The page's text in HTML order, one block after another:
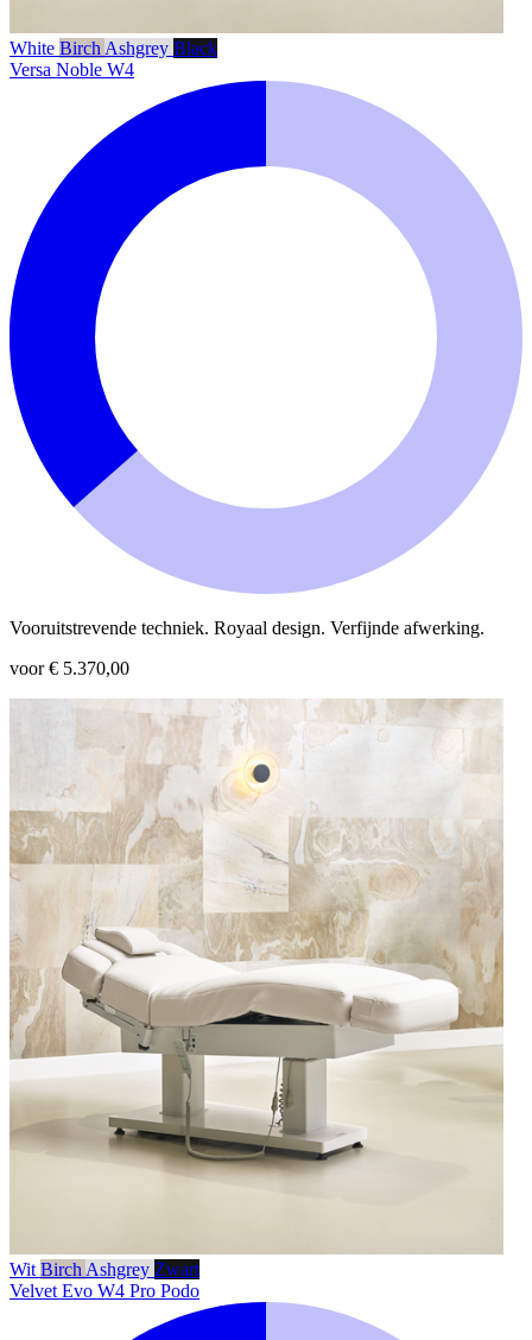
White Birch Ashgrey Black
Versa Noble W4
Vooruitstrevende techniek. Royaal design. Verfijnde afwerking.
voor € 5.370,00
Wit Birch Ashgrey Zwart
Velvet Evo W4 Pro Podo